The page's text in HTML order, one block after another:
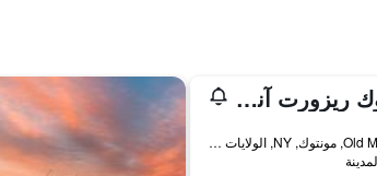
جورانيز مونتاوك ريزورت آند سيووتر سبا
290 Old Montauk Highway, مونتوك, NY, الولايات المتحدة الأميريكية